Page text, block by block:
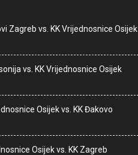
Zagreb vs. KK Vrijednosnice Osijek
vs. KK Vrijednosnice Osijek
Osijek vs. KK Đakovo
Osijek vs. KK Zagreb